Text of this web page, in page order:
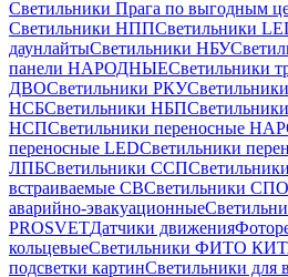
Светильники Прага по выгодным
Светильники НППСветильники
даунлайтыСветильники НБУ
панели НАРОДНЫЕСветильники
ДВОСветильники РКУ
НСБСветильники НБП
НСПСветильники переносные
переносные LEDСветильники
ЛПБСветильники ССП
встраиваемые СВСветильники
аварийно-эвакуационные
PROSVETДатчики движения
кольцевыеСветильники ФИТО
подсветки картинСветильники для